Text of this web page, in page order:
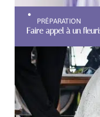
PRÉPARATION
Faire appel à un